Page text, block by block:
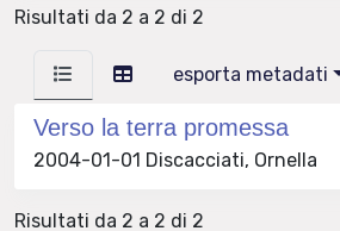
Risultati da 2 a 2 di 2
esporta metadati
Verso la terra promessa
2004-01-01 Discacciati, Ornella
Risultati da 2 a 2 di 2